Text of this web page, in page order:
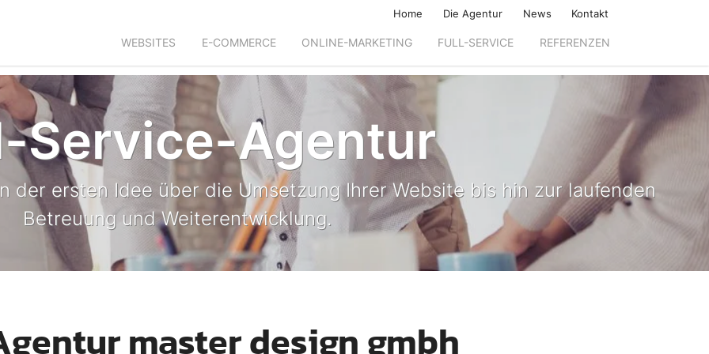
Home Die Agentur News Kontakt
WEBSITES E-COMMERCE ONLINE-MARKETING FULL-SERVICE REFERENZEN
Service-Agentur
der ersten Idee über die Umsetzung Ihrer Website bis hin zur laufenden
Betreuung und Weiterentwicklung.
master design gmbh